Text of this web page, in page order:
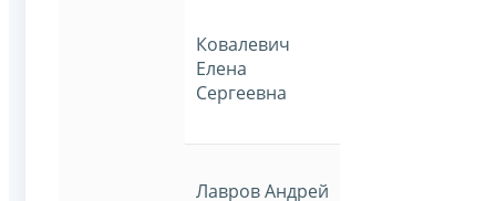
Ковалевич
Елена
Сергеевна
Лавров Андрей